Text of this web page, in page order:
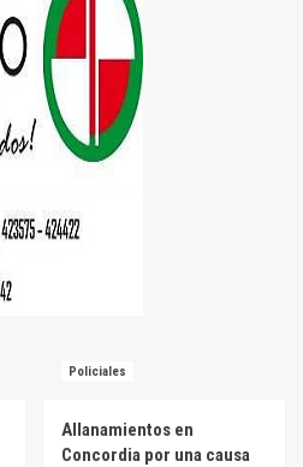
Policiales
Allanamientos en
Concordia por una causa